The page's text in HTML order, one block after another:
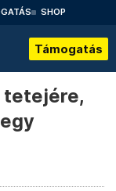
SHOP
Támogatás
tetejére,